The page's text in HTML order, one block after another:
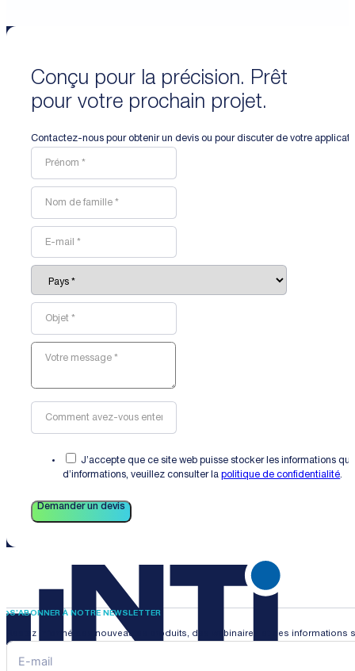
Conçu pour la précision. Prêt
pour votre prochain projet.
Contactez-nous pour obtenir un devis ou pour discuter de votre
J’accepte que ce site web puisse stocker les informations
d’informations, veuillez consulter la politique de confidentialité.
Demander un devis
S’ABONNER À NOTRE NEWSLETTER
Restez informé des nouveautés produits, des webinaires et des informations